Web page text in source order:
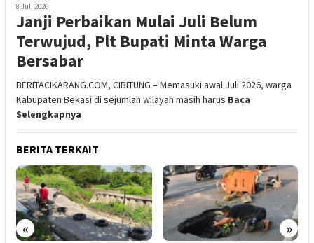
8 Juli 2026
Janji Perbaikan Mulai Juli Belum
Terwujud, Plt Bupati Minta Warga
Bersabar
BERITACIKARANG.COM, CIBITUNG – Memasuki awal Juli 2026, warga
Kabupaten Bekasi di sejumlah wilayah masih harus Baca
Selengkapnya
BERITA TERKAIT
« »